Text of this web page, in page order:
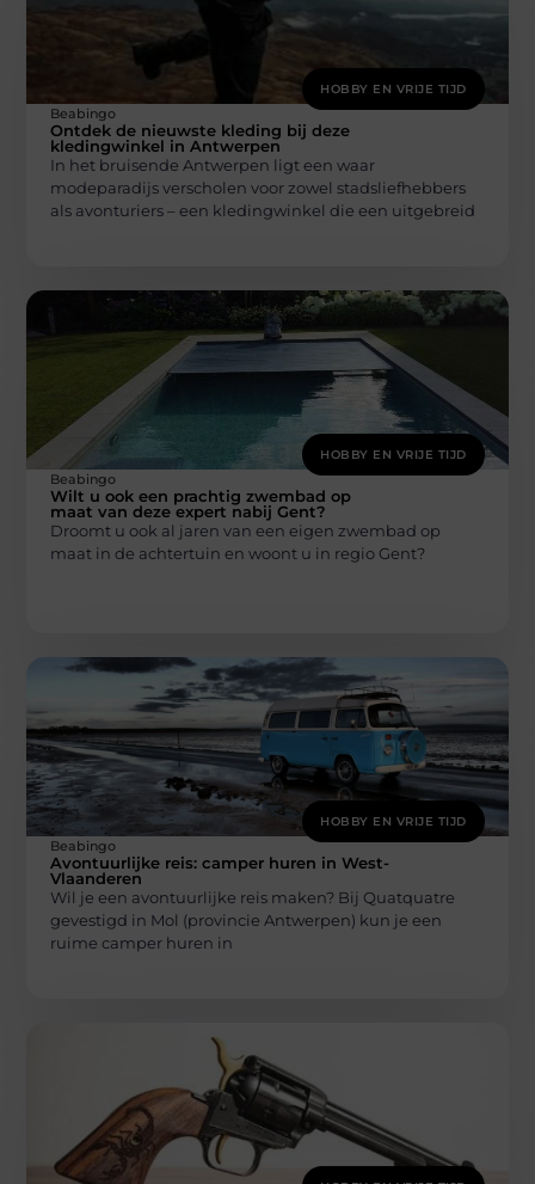
HOBBY EN VRIJE TIJD
Beabingo
Ontdek de nieuwste kleding bij deze
kledingwinkel in Antwerpen
In het bruisende Antwerpen ligt een waar
modeparadijs verscholen voor zowel stadsliefhebbers
als avonturiers – een kledingwinkel die een uitgebreid
HOBBY EN VRIJE TIJD
Beabingo
Wilt u ook een prachtig zwembad op
maat van deze expert nabij Gent?
Droomt u ook al jaren van een eigen zwembad op
maat in de achtertuin en woont u in regio Gent?
HOBBY EN VRIJE TIJD
Beabingo
Avontuurlijke reis: camper huren in West-
Vlaanderen
Wil je een avontuurlijke reis maken? Bij Quatquatre
gevestigd in Mol (provincie Antwerpen) kun je een
ruime camper huren in